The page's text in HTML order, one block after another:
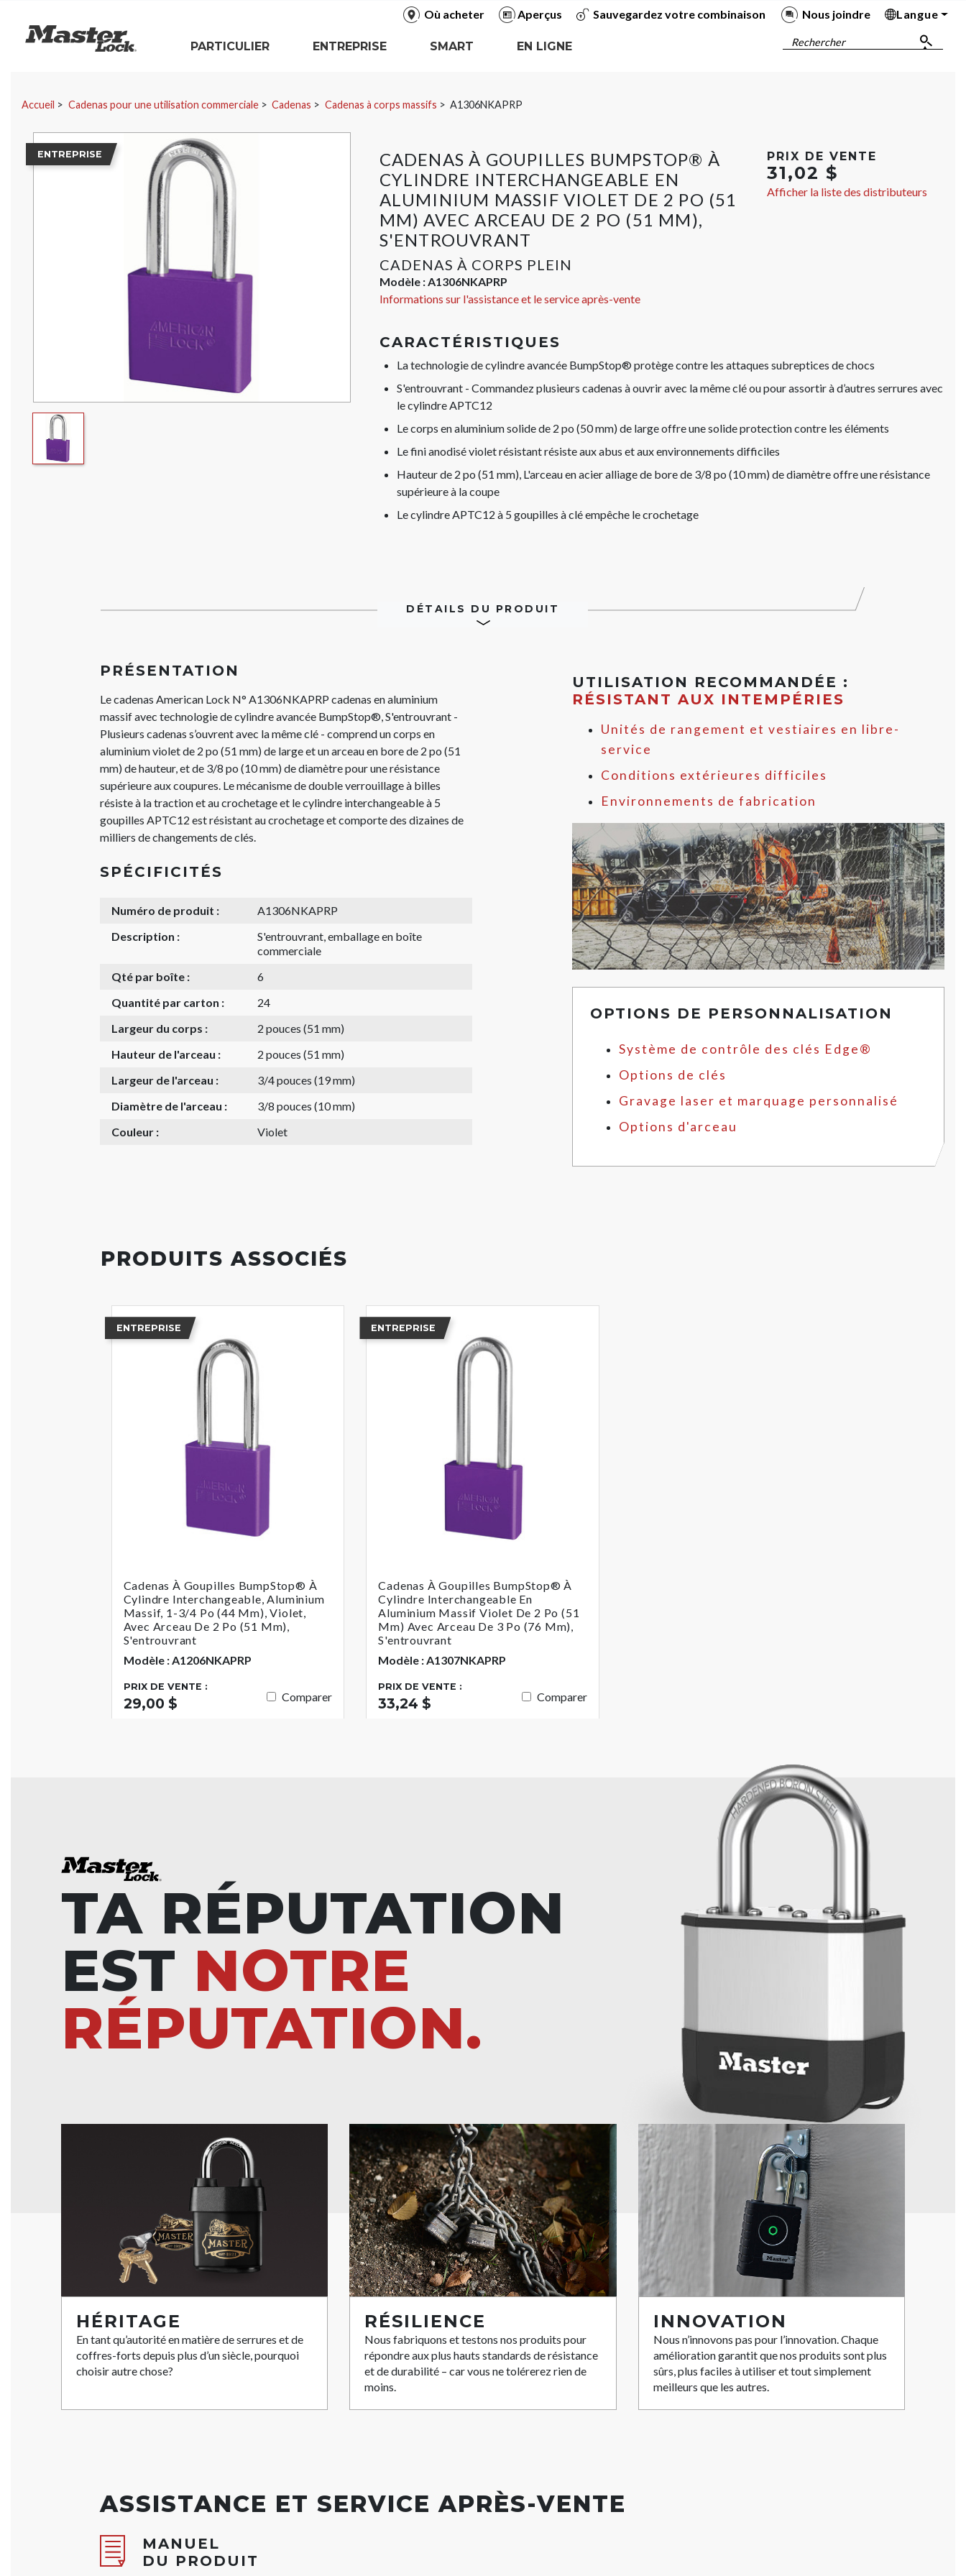
Où acheter Aperçus Sauvegardez votre combinaison Nous joindre
Langue
Master Lock
Rechercher
PARTICULIER
ENTREPRISE
SMART
EN LIGNE
Accueil Cadenas pour une utilisation commerciale Cadenas Cadenas à corps massifs A1306NKAPRP
CADENAS À GOUPILLES BUMPSTOP® À
CYLINDRE INTERCHANGEABLE EN
ALUMINIUM MASSIF VIOLET DE 2 PO (51
MM) AVEC ARCEAU DE 2 PO (51 MM),
S'ENTROUVRANT
CADENAS À CORPS PLEIN
Modèle :A1306NKAPRP
Informations sur l'assistance et le service après-vente
ENTREPRISE PRIX DE VENTE
31,02 $
Afficher la liste des distributeurs
CARACTÉRISTIQUES
La technologie de cylindre avancée BumpStop® protège contre les attaques subreptices de chocs
S'entrouvrant - Commandez plusieurs cadenas à ouvrir avec la même clé ou pour assortir à d’autres serrures avec
le cylindre APTC12
Le corps en aluminium solide de 2 po (50 mm) de large offre une solide protection contre les éléments
Le fini anodisé violet résistant résiste aux abus et aux environnements difficiles
Hauteur de 2 po (51 mm), L'arceau en acier alliage de bore de 3/8 po (10 mm) de diamètre offre une résistance
supérieure à la coupe
Le cylindre APTC12 à 5 goupilles à clé empêche le crochetage
DÉTAILS DU PRODUIT
PRÉSENTATION
Le cadenas American Lock N° A1306NKAPRP cadenas en aluminium
massif avec technologie de cylindre avancée BumpStop®, S'entrouvrant -
Plusieurs cadenas s’ouvrent avec la même clé - comprend un corps en
aluminium violet de 2 po (51 mm) de large et un arceau en bore de 2 po (51
mm) de hauteur, et de 3/8 po (10 mm) de diamètre pour une résistance
supérieure aux coupures. Le mécanisme de double verrouillage à billes
résiste à la traction et au crochetage et le cylindre interchangeable à 5
goupilles APTC12 est résistant au crochetage et comporte des dizaines de
milliers de changements de clés.
SPÉCIFICITÉS
Numéro de produit :
A1306NKAPRP
Description :
S'entrouvrant, emballage en boîte
commerciale
Qté par boîte :
6
Quantité par carton :
24
Largeur du corps :
2 pouces (51 mm)
Hauteur de l'arceau :
2 pouces (51 mm)
Largeur de l'arceau :
3/4 pouces (19 mm)
Diamètre de l'arceau :
3/8 pouces (10 mm)
Couleur :
Violet
UTILISATION RECOMMANDÉE :
RÉSISTANT AUX INTEMPÉRIES
Unités de rangement et vestiaires en libre-
service
Conditions extérieures difficiles
Environnements de fabrication
OPTIONS DE PERSONNALISATION
Système de contrôle des clés Edge®
Options de clés
Gravage laser et marquage personnalisé
Options d'arceau
PRODUITS ASSOCIÉS
ENTREPRISE
Cadenas À Goupilles BumpStop® À
Cylindre Interchangeable, Aluminium
Massif, 1-3/4 Po (44 Mm), Violet,
Avec Arceau De 2 Po (51 Mm),
S'entrouvrant
Modèle : A1206NKAPRP
PRIX DE VENTE :
29,00 $ Comparer
ENTREPRISE
Cadenas À Goupilles BumpStop® À
Cylindre Interchangeable En
Aluminium Massif Violet De 2 Po (51
Mm) Avec Arceau De 3 Po (76 Mm),
S'entrouvrant
Modèle : A1307NKAPRP
PRIX DE VENTE :
33,24 $ Comparer
TA RÉPUTATION
EST NOTRE
RÉPUTATION.
HÉRITAGE
En tant qu’autorité en matière de serrures et de
coffres-forts depuis plus d’un siècle, pourquoi
choisir autre chose?
RÉSILIENCE
Nous fabriquons et testons nos produits pour
répondre aux plus hauts standards de résistance
et de durabilité – car vous ne tolérerez rien de
moins.
INNOVATION
Nous n’innovons pas pour l’innovation. Chaque
amélioration garantit que nos produits sont plus
sûrs, plus faciles à utiliser et tout simplement
meilleurs que les autres.
ASSISTANCE ET SERVICE APRÈS-VENTE
MANUEL
DU PRODUIT